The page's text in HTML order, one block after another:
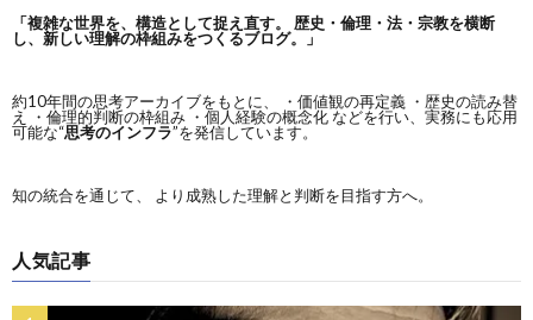
「複雑な世界を、構造として捉え直す。
歴史・倫理・法・宗教を横断
し、新しい理解の枠組みをつくるブログ。」
約10年間の思考アーカイブをもとに、 ・価値観の再定義 ・歴史の読み替
え ・倫理的判断の枠組み ・個人経験の概念化 などを行い、実務にも応用
可能な“思考のインフラ”を発信しています。
知の統合を通じて、 より成熟した理解と判断を目指す方へ。
人気記事